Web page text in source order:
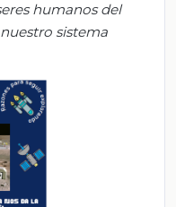
humanos del
sistema